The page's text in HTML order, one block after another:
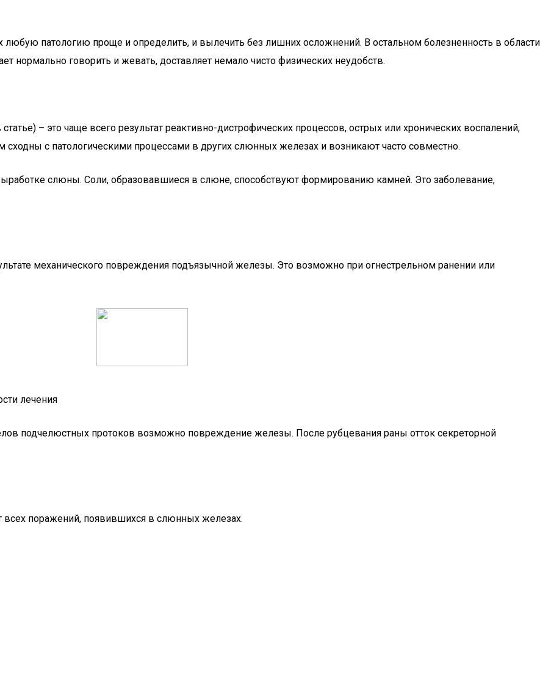
патологию проще и определить, и вылечить без лишних осложнений. В остальном болезненность в области
нормально говорить и жевать, доставляет немало чисто физических неудобств.
– это чаще всего результат реактивно-дистрофических процессов, острых или хронических воспалений,
с патологическими процессами в других слюнных железах и возникают часто совместно.
слюны. Соли, образовавшиеся в слюне, способствуют формированию камней. Это заболевание,
механического повреждения подъязычной железы. Это возможно при огнестрельном ранении или
лечения
подчелюстных протоков возможно повреждение железы. После рубцевания раны отток секреторной
всех поражений, появившихся в слюнных железах.